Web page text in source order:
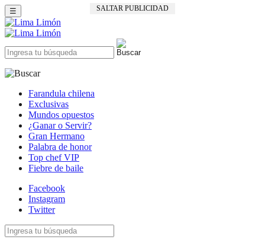
SALTAR PUBLICIDAD
☰
Farandula chilena
Exclusivas
Mundos opuestos
¿Ganar o Servir?
Gran Hermano
Palabra de honor
Top chef VIP
Fiebre de baile
Facebook
Instagram
Twitter